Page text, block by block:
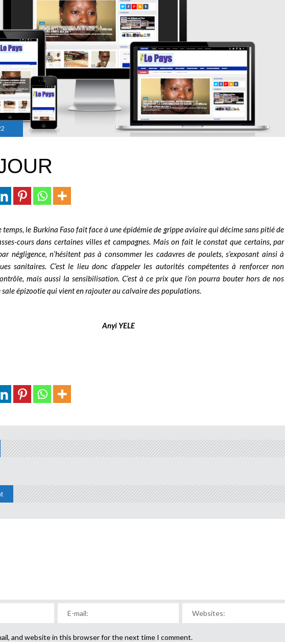
temps, le Burkina Faso fait face à une épidémie de grippe aviaire qui décime sans pitié de
cours dans certaines villes et campagnes. Mais on fait le constat que certains, par
négligence, n’hésitent pas à consommer les cadavres de poulets, s’exposant ainsi à
sanitaires. C’est le lieu donc d’appeler les autorités compétentes à renforcer non
mais aussi la sensibilisation. C’est à ce prix que l’on pourra bouter hors de nos
épizootie qui vient en rajouter au calvaire des populations.
Anyi YELE
and website in this browser for the next time I comment.